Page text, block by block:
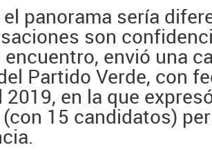
el panorama sería
son
envió una
Partido Verde, con
en la que
15 candidatos)